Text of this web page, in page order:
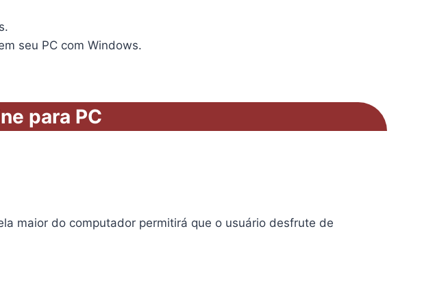
seu PC com Windows.
para PC
maior do computador permitirá que o usuário desfrute de